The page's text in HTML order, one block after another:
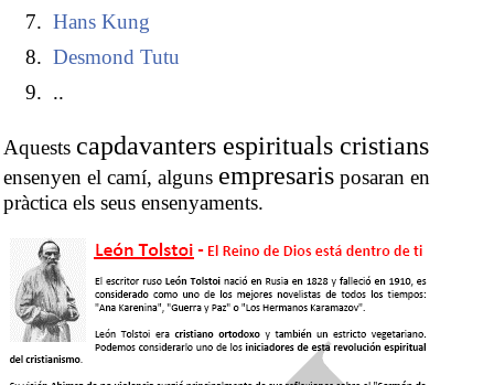
Hans Kung
Desmond Tutu
..
Aquests capdavanters espirituals cristians
ensenyen el camí, alguns empresaris posaran en
pràctica els seus ensenyaments.